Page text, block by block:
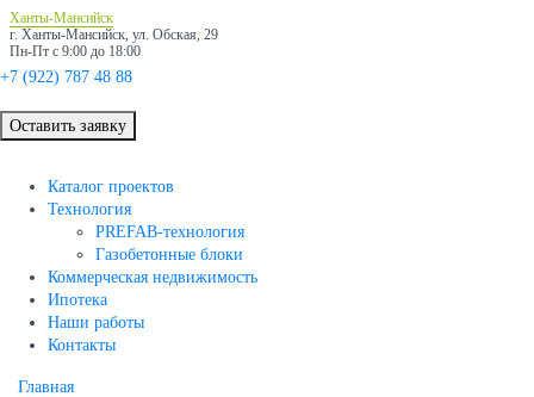
Ханты-Мансийск
г. Ханты-Мансийск, ул. Обская, 29
Пн-Пт с 9:00 до 18:00
+7 (922) 787 48 88
Оставить заявку
Каталог проектов
Технология
PREFAB-технология
Газобетонные блоки
Коммерческая недвижимость
Ипотека
Наши работы
Контакты
Главная